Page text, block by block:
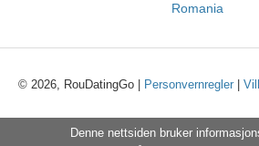
Romania
© 2026, RouDatingGo | Personvernregler|
Denne nettsiden bruker